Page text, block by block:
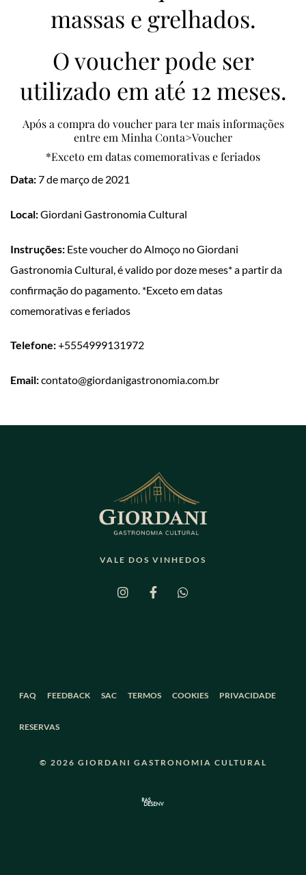
massas e grelhados.
O voucher pode ser
utilizado em até 12 meses.
Após a compra do voucher para ter mais informações
entre em Minha Conta>Voucher
*Exceto em datas comemorativas e feriados
Data:7 de março de 2021
Local:Giordani Gastronomia Cultural
Instruções: Este voucher do Almoço no Giordani
Gastronomia Cultural, é valido por doze meses* a partir da
confirmação do pagamento. *Exceto em datas
comemorativas e feriados
Telefone:+5554999131972
Email:contato@giordanigastronomia.com.br
VALE DOS VINHEDOS
FAQ FEEDBACK SAC TERMOS COOKIES PRIVACIDADE
RESERVAS
© 2026 GIORDANI GASTRONOMIA CULTURAL